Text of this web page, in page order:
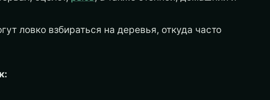
ловко взбираться на деревья, откуда часто